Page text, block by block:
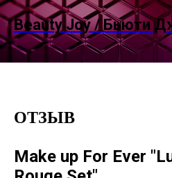
Beauty Joy / Бьюти
ОТЗЫВ
Make up For Ever